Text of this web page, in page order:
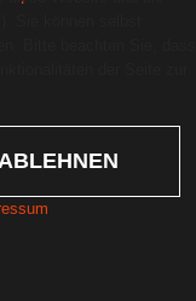
Bitte beachten Sie, dass
ABLEHNEN